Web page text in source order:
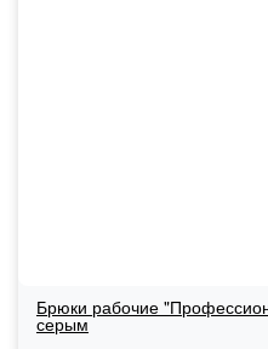
Брюки рабочие
серым